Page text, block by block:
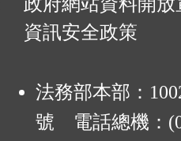
政府網站資料開放
資訊安全政策
法務部本部：
號 電話總機：